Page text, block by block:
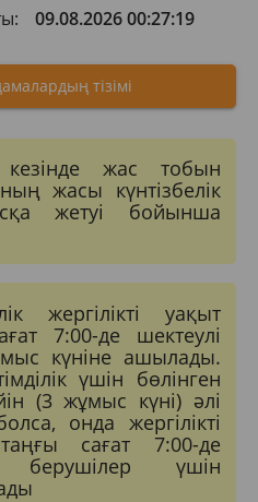
09.08.2026 00:27:19
тізімі
жас тобын
жасы күнтізбелік
жетуі бойынша
жергілікті уақыт
7:00-де шектеулі
күніне ашылады.
үшін бөлінген
(3 жұмыс күні) әлі
онда жергілікті
сағат 7:00-де
үшін